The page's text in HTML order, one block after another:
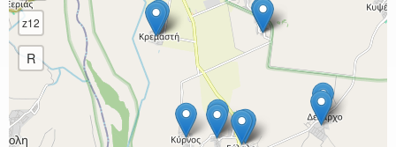
z12
R